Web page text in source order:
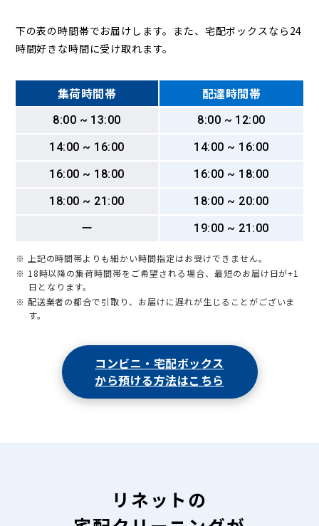
下の表の時間帯でお届けします。また、宅配ボックスなら24
時間好きな時間に受け取れます。
集荷時間帯 配達時間帯
8:00 ~ 13:00
8:00 ~ 12:00
14:00 ~ 16:00
14:00 ~ 16:00
16:00 ~ 18:00
16:00 ~ 18:00
18:00 ~ 21:00
18:00 ~ 20:00
ー
19:00 ~ 21:00
※ 上記の時間帯よりも細かい時間指定はお受けできません。
※ 18時以降の集荷時間帯をご希望される場合、最短のお届け日が+1
日となります。
※ 配送業者の都合で引取り、お届けに遅れが生じることがございま
す。
コンビニ・宅配ボックス
から預ける方法はこちら
リネットの